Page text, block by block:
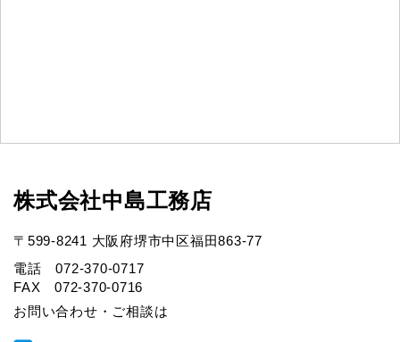
株式会社中島工務店
〒599-8241 大阪府堺市中区福田863-77
電話 072-370-0717
FAX 072-370-0716
お問い合わせ・ご相談は